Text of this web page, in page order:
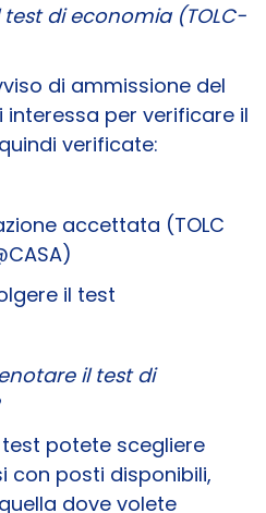
di economia (TOLC-
di ammissione del
per verificare il
verificate:
accettata (TOLC
il test
il test di
potete scegliere
con posti disponibili,
dove volete